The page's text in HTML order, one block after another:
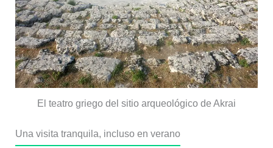
El teatro griego del sitio arqueológico de Akrai
Una visita tranquila, incluso en verano